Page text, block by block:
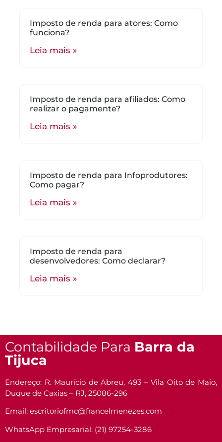
Imposto de renda para atores: Como
funciona?
Leia mais »
Imposto de renda para afiliados: Como
realizar o pagamente?
Leia mais »
Imposto de renda para Infoprodutores:
Como pagar?
Leia mais »
Imposto de renda para
desenvolvedores: Como declarar?
Leia mais »
Contabilidade Para Barra da
Tijuca
Endereço: R. Maurício de Abreu, 493 – Vila Oito de Maio,
Duque de Caxias – RJ, 25086-296
Email: escritoriofmc@francelmenezes.com
WhatsApp Empresarial: (21) 97254-3286